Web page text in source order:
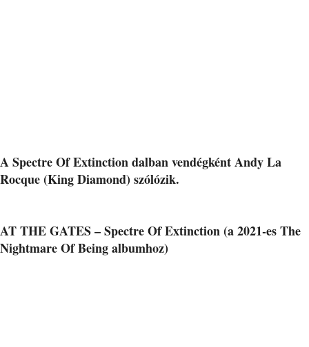
A Spectre Of Extinction dalban vendégként Andy La
Rocque (King Diamond) szólózik.
AT THE GATES – Spectre Of Extinction (a 2021-es The
Nightmare Of Being albumhoz)